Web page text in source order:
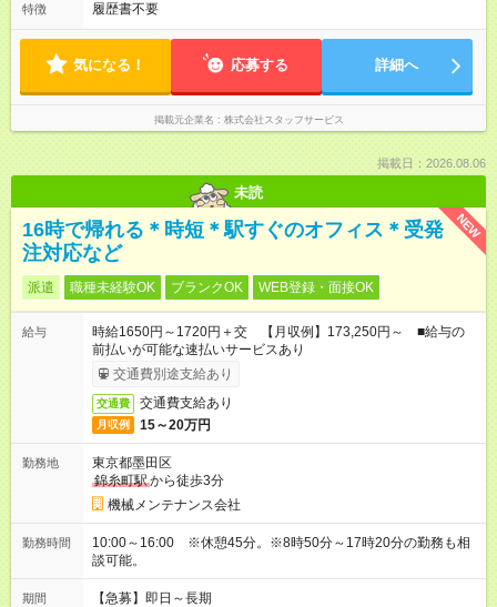
特徴 履歴書不要
気になる！ 応募する 詳細へ
掲載元企業名 株式会社スタッフサービス
掲載日：2026.08.06
未読
NEW
16時で帰れる＊時短＊駅すぐのオフィス＊受発
注対応など
派遣 職種未経験OK ブランクOK WEB登録・面接OK
給与
時給1650円～1720円＋交 【月収例】173,250円～ ■給与の
前払いが可能な速払いサービスあり
交通費別途支給あり
交通費 交通費支給あり
月収例 15～20万円
勤務地
東京都墨田区
錦糸町駅から徒歩3分
機械メンテナンス会社
勤務時間
10:00～16:00 ※休憩45分。※8時50分～17時20分の勤務も相
談可能。
期間 【急募】即日～長期